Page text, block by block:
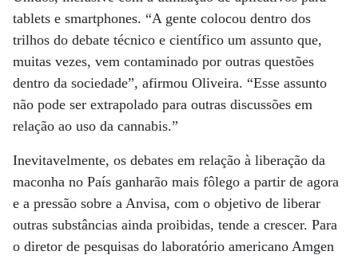
tablets e smartphones. “A gente colocou dentro dos
trilhos do debate técnico e científico um assunto que,
muitas vezes, vem contaminado por outras questões
dentro da sociedade”, afirmou Oliveira. “Esse assunto
não pode ser extrapolado para outras discussões em
relação ao uso da cannabis.”
Inevita­velmente, os debates em relação à liberação da
maconha no País ganharão mais fôlego a partir de agora
e a pressão sobre a Anvisa, com o objetivo de liberar
outras substâncias ainda proibidas, tende a crescer. Para
o diretor de pesquisas do laboratório americano Amgen